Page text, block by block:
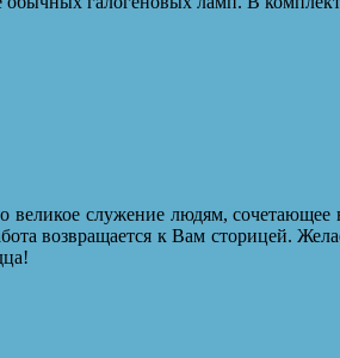
служение людям,
возвращается к Вам сторицей.